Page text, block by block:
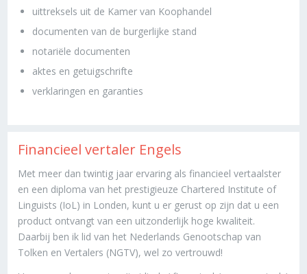
uittreksels uit de Kamer van Koophandel
documenten van de burgerlijke stand
notariële documenten
aktes en getuigschrifte
verklaringen en garanties
Financieel vertaler Engels
Met meer dan twintig jaar ervaring als financieel vertaalster
en een diploma van het prestigieuze Chartered Institute of
Linguists (IoL) in Londen, kunt u er gerust op zijn dat u een
product ontvangt van een uitzonderlijk hoge kwaliteit.
Daarbij ben ik lid van het Nederlands Genootschap van
Tolken en Vertalers (NGTV), wel zo vertrouwd!